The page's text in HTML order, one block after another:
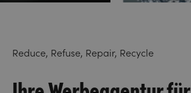
Reduce, Refuse, Repair, Recycle